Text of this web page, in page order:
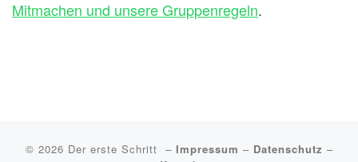
Mitmachen und unsere Gruppenregeln.
© 2026 Der erste Schritt – Impressum – Datenschutz –